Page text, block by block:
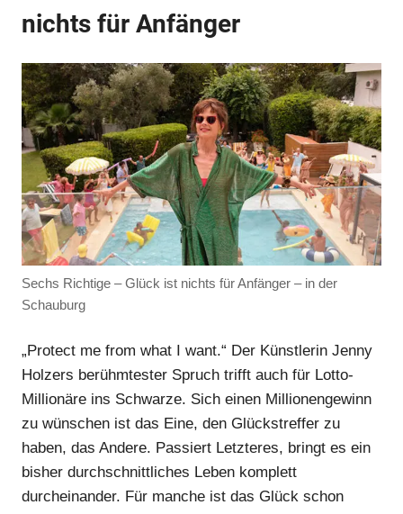
Anzeige
Anzeige
nichts für Anfänger
Sechs Richtige – Glück ist nichts für Anfänger – in der
Schauburg
„Protect me from what I want.“ Der Künstlerin Jenny
Holzers berühmtester Spruch trifft auch für Lotto-
Millionäre ins Schwarze. Sich einen Millionengewinn
zu wünschen ist das Eine, den Glückstreffer zu
haben, das Andere. Passiert Letzteres, bringt es ein
bisher durchschnittliches Leben komplett
durcheinander. Für manche ist das Glück schon